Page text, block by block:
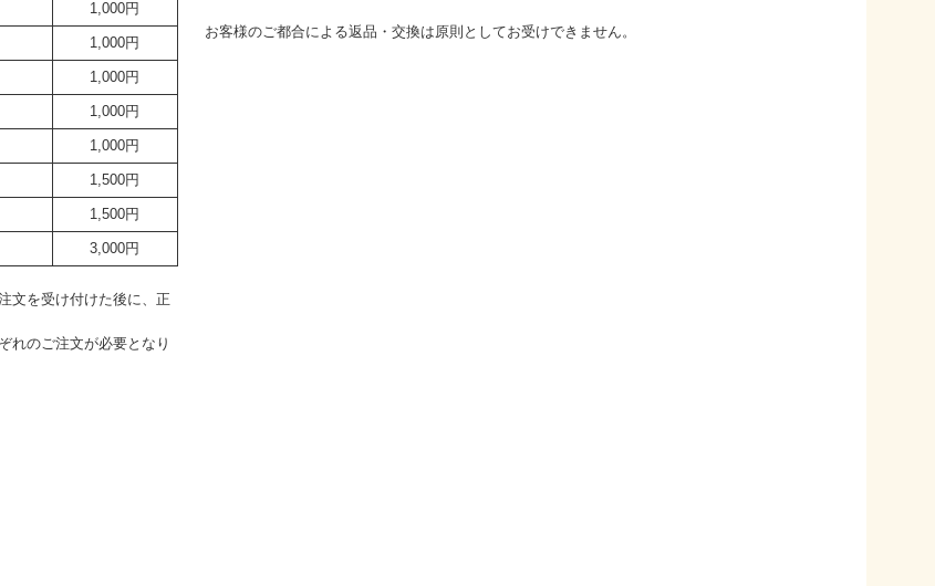
1,000円
1,000円
1,000円
1,000円
1,000円
1,500円
1,500円
3,000円
文を受け付けた後に、正
れのご注文が必要となり
お客様のご都合による返品・交換は原則としてお受けできません。